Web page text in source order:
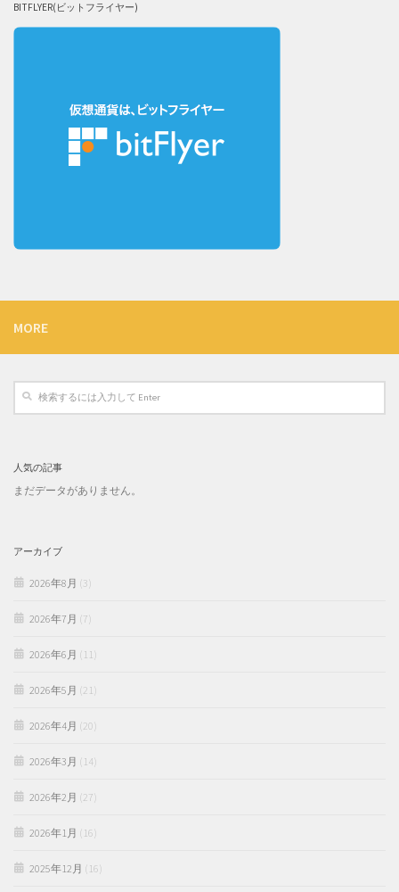
BITFLYER(ビットフライヤー)
MORE
人気の記事
まだデータがありません。
アーカイブ
2026年8月 (3)
2026年7月 (7)
2026年6月 (11)
2026年5月 (21)
2026年4月 (20)
2026年3月 (14)
2026年2月 (27)
2026年1月 (16)
2025年12月 (16)